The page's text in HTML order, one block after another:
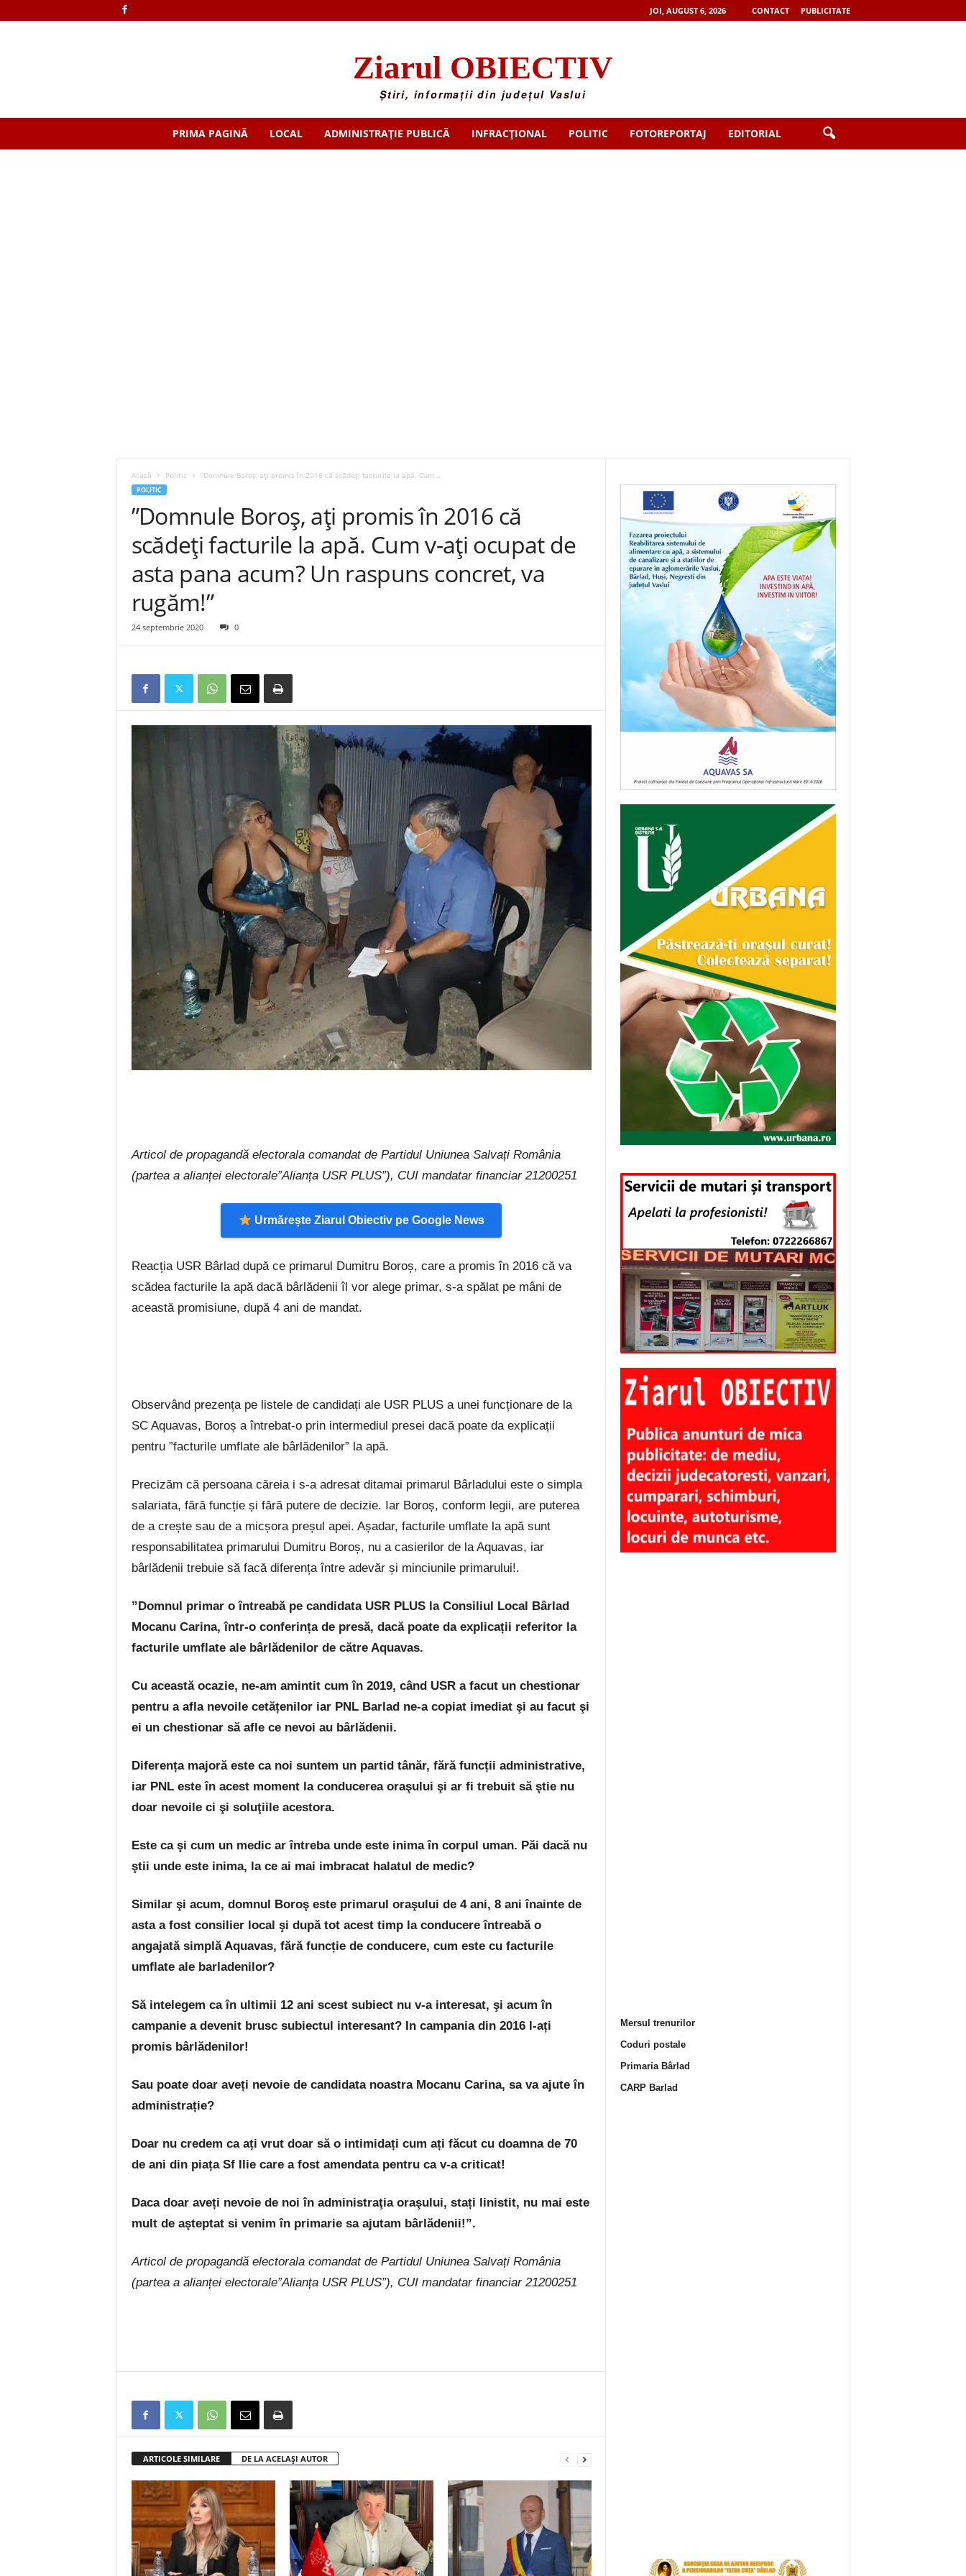
JOI, AUGUST 6, 2026 CONTACT PUBLICITATE
Ziarul OBIECTIV
Știri, informații din județul Vaslui
PRIMA PAGINĂ LOCAL ADMINISTRAȚIE PUBLICĂ INFRACȚIONAL POLITIC FOTOREPORTAJ EDITORIAL
Acasă Politic ”Domnule Boroş, ați promis în 2016 că scădeți facturile la apă. Cum...
POLITIC
”Domnule Boroş, ați promis în 2016 că
scădeți facturile la apă. Cum v-aţi ocupat de
asta pana acum? Un raspuns concret, va
rugăm!”
24 septembrie 2020 0
Articol de propagandă electorala comandat de Partidul Uniunea Salvați România
(partea a alianței electorale”Alianța USR PLUS”), CUI mandatar financiar 21200251
Urmărește Ziarul Obiectiv pe Google News
Reacția USR Bârlad după ce primarul Dumitru Boroș, care a promis în 2016 că va
scădea facturile la apă dacă bârlădenii îl vor alege primar, s-a spălat pe mâni de
această promisiune, după 4 ani de mandat.
Observând prezența pe listele de candidați ale USR PLUS a unei funcționare de la
SC Aquavas, Boroș a întrebat-o prin intermediul presei dacă poate da explicații
pentru ”facturile umflate ale bârlădenilor” la apă.
Precizăm că persoana căreia i s-a adresat ditamai primarul Bârladului este o simpla
salariata, fără funcție și fără putere de decizie. Iar Boroș, conform legii, are puterea
de a crește sau de a micșora preșul apei. Așadar, facturile umflate la apă sunt
responsabilitatea primarului Dumitru Boroș, nu a casierilor de la Aquavas, iar
bârlădenii trebuie să facă diferența între adevăr și minciunile primarului!.
”Domnul primar o întreabă pe candidata USR PLUS la Consiliul Local Bârlad
Mocanu Carina, într-o conferința de presă, dacă poate da explicații referitor la
facturile umflate ale bârlădenilor de către Aquavas.
Cu această ocazie, ne-am amintit cum în 2019, când USR a facut un chestionar
pentru a afla nevoile cetățenilor iar PNL Barlad ne-a copiat imediat şi au facut şi
ei un chestionar să afle ce nevoi au bârlădenii.
Diferența majoră este ca noi suntem un partid tânăr, fără funcții administrative,
iar PNL este în acest moment la conducerea oraşului şi ar fi trebuit să ştie nu
doar nevoile ci şi soluţiile acestora.
Este ca şi cum un medic ar întreba unde este inima în corpul uman. Păi dacă nu
ştii unde este inima, la ce ai mai imbracat halatul de medic?
Similar şi acum, domnul Boroş este primarul oraşului de 4 ani, 8 ani înainte de
asta a fost consilier local şi după tot acest timp la conducere întreabă o
angajată simplă Aquavas, fără funcție de conducere, cum este cu facturile
umflate ale barladenilor?
Să intelegem ca în ultimii 12 ani scest subiect nu v-a interesat, şi acum în
campanie a devenit brusc subiectul interesant? In campania din 2016 l-ați
promis bârlădenilor!
Sau poate doar aveți nevoie de candidata noastra Mocanu Carina, sa va ajute în
administrație?
Doar nu credem ca ați vrut doar să o intimidați cum ați făcut cu doamna de 70
de ani din piața Sf Ilie care a fost amendata pentru ca v-a criticat!
Daca doar aveți nevoie de noi în administraţia oraşului, stați linistit, nu mai este
mult de aşteptat si venim în primarie sa ajutam bârlădenii!”.
Articol de propagandă electorala comandat de Partidul Uniunea Salvați România
(partea a alianței electorale”Alianța USR PLUS”), CUI mandatar financiar 21200251
ARTICOLE SIMILARE DE LA ACELAȘI AUTOR
Mersul trenurilor
Coduri postale
Primaria Bârlad
CARP Barlad